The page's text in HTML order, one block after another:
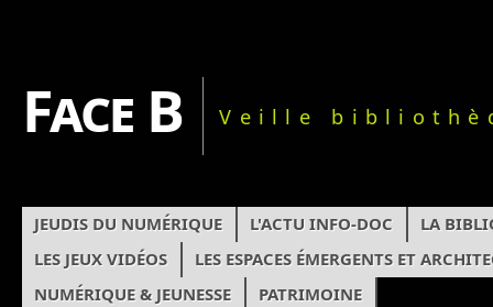
Face B Veille
JEUDIS DU NUMÉRIQUE L'ACTU INFO-DOC
LA
LES JEUX VIDÉOS
LES ESPACES ÉMERGENTS ET
NUMÉRIQUE & JEUNESSE
PATRIMOINE